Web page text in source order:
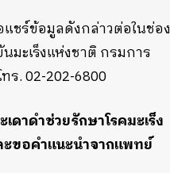
ชร์ข้อมูลดังกล่าวต่อในช่อง
มะเร็งแห่งชาติ กรมการ
ร. 02-202-6800
าดำช่วยรักษาโรคมะเร็ง
ะขอคำแนะนำจากแพทย์